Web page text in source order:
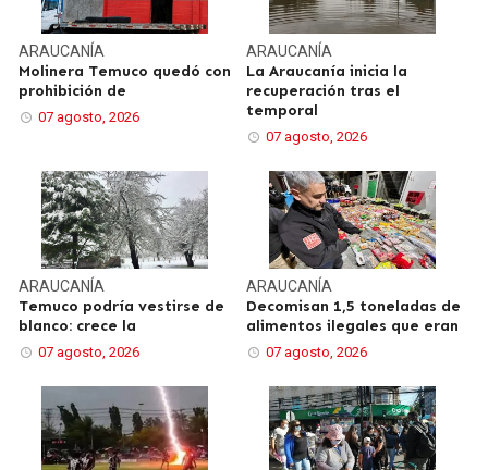
ARAUCANÍA
Molinera Temuco quedó con
prohibición de
07 agosto, 2026
ARAUCANÍA
La Araucanía inicia la
recuperación tras el
temporal
07 agosto, 2026
ARAUCANÍA
Temuco podría vestirse de
blanco: crece la
07 agosto, 2026
ARAUCANÍA
Decomisan 1,5 toneladas de
alimentos ilegales que eran
07 agosto, 2026